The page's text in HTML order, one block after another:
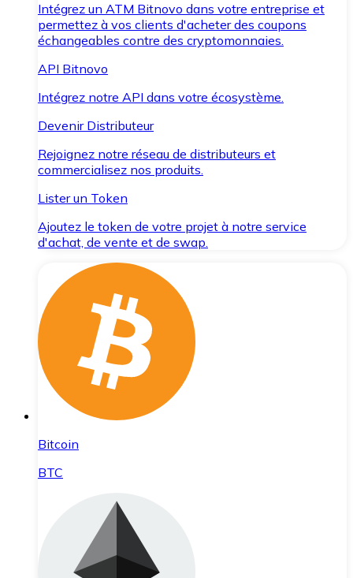
Intégrez un ATM Bitnovo dans votre entreprise et
permettez à vos clients d'acheter des coupons
échangeables contre des cryptomonnaies.
API Bitnovo
Intégrez notre API dans votre écosystème.
Devenir Distributeur
Rejoignez notre réseau de distributeurs et
commercialisez nos produits.
Lister un Token
Ajoutez le token de votre projet à notre service
d'achat, de vente et de swap.
Bitcoin
BTC